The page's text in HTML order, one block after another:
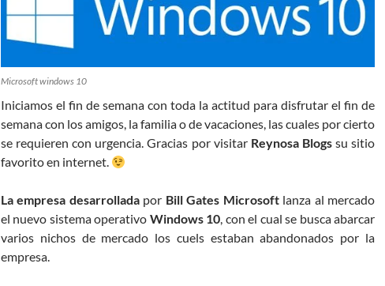
Microsoft windows 10
Iniciamos el fin de semana con toda la actitud para disfrutar el fin de
semana con los amigos, la familia o de vacaciones, las cuales por cierto
se requieren con urgencia. Gracias por visitar Reynosa Blogssu sitio
favorito en internet.
La empresa desarrolladapor Bill Gates Microsoftlanza al mercado
el nuevo sistema operativo Windows 10, con el cual se busca abarcar
varios nichos de mercado los cuels estaban abandonados por la
empresa.